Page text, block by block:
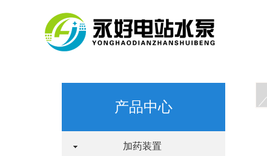
产品中心
加药装置